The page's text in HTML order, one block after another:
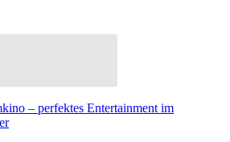
– perfektes Entertainment im